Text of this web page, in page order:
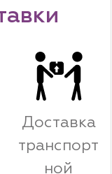
Доставка
транспорт
ной